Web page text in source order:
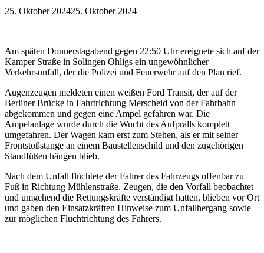
25. Oktober 202425. Oktober 2024
Am späten Donnerstagabend gegen 22:50 Uhr ereignete sich auf der
Kamper Straße in Solingen Ohligs ein ungewöhnlicher
Verkehrsunfall, der die Polizei und Feuerwehr auf den Plan rief.
Augenzeugen meldeten einen weißen Ford Transit, der auf der
Berliner Brücke in Fahrtrichtung Merscheid von der Fahrbahn
abgekommen und gegen eine Ampel gefahren war. Die
Ampelanlage wurde durch die Wucht des Aufpralls komplett
umgefahren. Der Wagen kam erst zum Stehen, als er mit seiner
Frontstoßstange an einem Baustellenschild und den zugehörigen
Standfüßen hängen blieb.
Nach dem Unfall flüchtete der Fahrer des Fahrzeugs offenbar zu
Fuß in Richtung Mühlenstraße. Zeugen, die den Vorfall beobachtet
und umgehend die Rettungskräfte verständigt hatten, blieben vor Ort
und gaben den Einsatzkräften Hinweise zum Unfallhergang sowie
zur möglichen Fluchtrichtung des Fahrers.